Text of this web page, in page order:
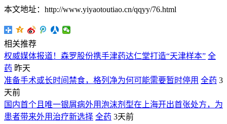
本文地址：http://www.yiyaotoutiao.cn/qqyy/76.html
相关推荐
权威媒体报道！森罗股份携手津药达仁堂打造“天津样本” 全
药 昨天
准备手术或长时间禁食，格列净为何可能需要暂时停用 全药 3
天前
国内首个且唯一银屑病外用泡沫剂型在上海开出首张处方，为
患者带来外用治疗新选择 全药 3天前